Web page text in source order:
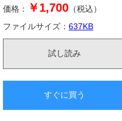
価格： ￥1,700 （税込）
ファイルサイズ： 637KB
試し読み
すぐに買う